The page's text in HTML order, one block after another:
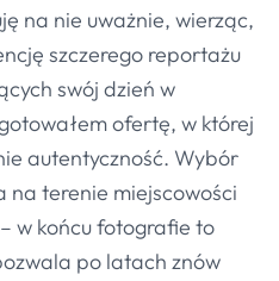
na nie uważnie, wierząc,
szczerego reportażu
swój dzień w
ofertę, w której
autentyczność. Wybór
terenie miejscowości
w końcu fotografie to
po latach znów